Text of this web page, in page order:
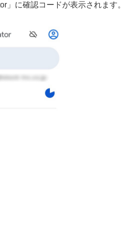
」に確認コードが表示されます。